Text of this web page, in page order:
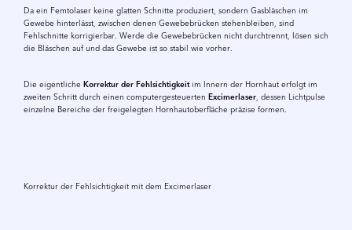
Da ein Femtolaser keine glatten Schnitte produziert, sondern Gasbläschen im
Gewebe hinterlässt, zwischen denen Gewebebrücken stehenbleiben, sind
Fehlschnitte korrigierbar. Werde die Gewebebrücken nicht durchtrennt, lösen sich
die Bläschen auf und das Gewebe ist so stabil wie vorher.
Die eigentliche Korrektur der Fehlsichtigkeitim Innern der Hornhaut erfolgt im
zweiten Schritt durch einen computergesteuerten Excimerlaser , dessen Lichtpulse
einzelne Bereiche der freigelegten Hornhautoberfläche präzise formen.
abspielen
Korrektur der Fehlsichtigkeit mit dem Excimerlaser